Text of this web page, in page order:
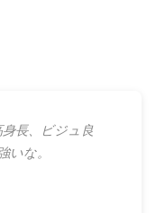
長、ビジュ良
いな。